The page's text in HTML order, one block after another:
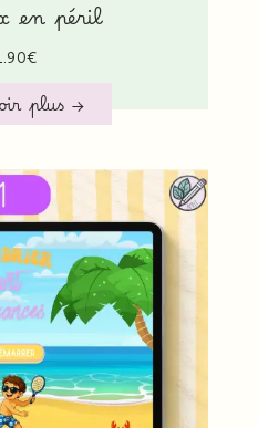
en péril
€
plus →